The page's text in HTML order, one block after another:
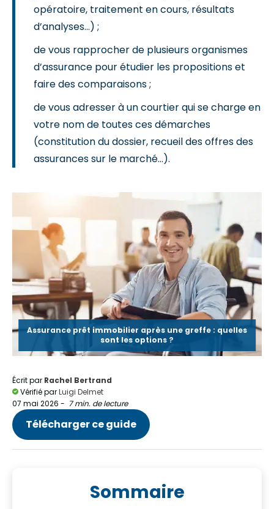
opératoire, traitement en cours, résultats
d’analyses…) ;
de vous rapprocher de plusieurs organismes
d’assurance pour étudier les propositions et
faire des comparaisons ;
de vous adresser à un courtier qui se charge en
votre nom de toutes ces démarches
(constitution du dossier, recueil des offres des
assurances sur le marché…).
Assurance prêt immobilier après une greffe : quelles
sont les options ?
Écrit par Rachel Bertrand
Vérifié parLuigi Delmet
07 mai 2026 - 7 min. de lecture
Télécharger ce guide
Sommaire